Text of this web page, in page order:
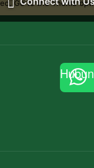
Go to the Theme